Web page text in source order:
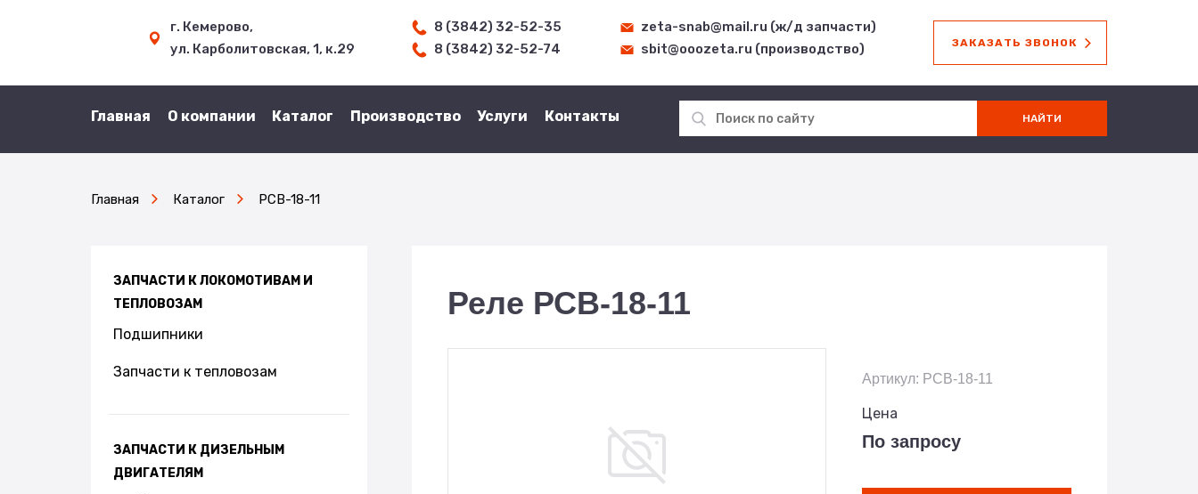
г. Кемерово,
ул. Карболитовская, 1, к.29
8 (3842) 32-52-35
8 (3842) 32-52-74
zeta-snab@mail.ru (ж/д запчасти)
sbit@ooozeta.ru (производство)
ЗАКАЗАТЬ ЗВОНОК
Главная О компании Каталог Производство Услуги Контакты
Главная Каталог РСВ-18-11
ЗАПЧАСТИ К ЛОКОМОТИВАМ И
ТЕПЛОВОЗАМ
Подшипники
Запчасти к тепловозам
ЗАПЧАСТИ К ДИЗЕЛЬНЫМ
ДВИГАТЕЛЯМ
Реле РСВ-18-11
Артикул: РСВ-18-11
Цена
По запросу